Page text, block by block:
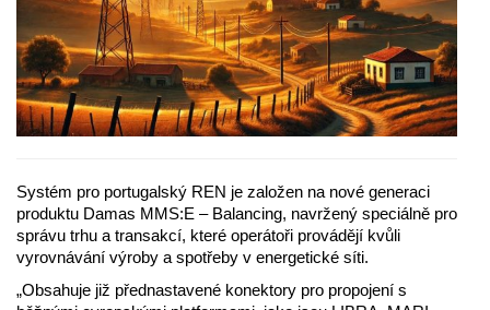
Systém pro portugalský REN je založen na nové generaci
produktu Damas MMS:E – Balancing, navržený speciálně pro
správu trhu a transakcí, které operátoři provádějí kvůli
vyrovnávání výroby a spotřeby v energetické síti.
„Obsahuje již přednastavené konektory pro propojení s